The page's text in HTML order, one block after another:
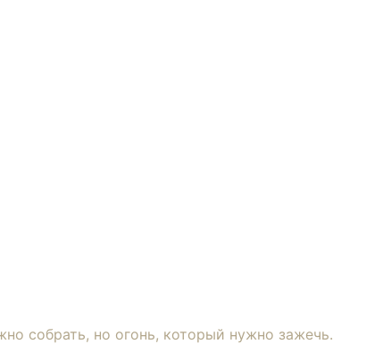
собрать, но огонь, который нужно зажечь.